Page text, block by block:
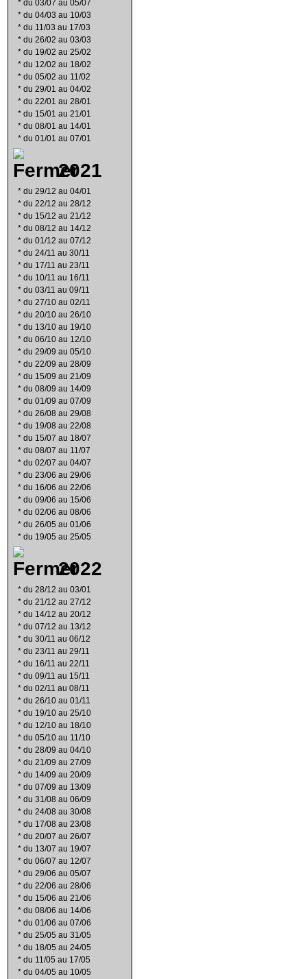
* du 03/07 au 05/07
* du 04/03 au 10/03
* du 11/03 au 17/03
* du 26/02 au 03/03
* du 19/02 au 25/02
* du 12/02 au 18/02
* du 05/02 au 11/02
* du 29/01 au 04/02
* du 22/01 au 28/01
* du 15/01 au 21/01
* du 08/01 au 14/01
* du 01/01 au 07/01
2021
* du 29/12 au 04/01
* du 22/12 au 28/12
* du 15/12 au 21/12
* du 08/12 au 14/12
* du 01/12 au 07/12
* du 24/11 au 30/11
* du 17/11 au 23/11
* du 10/11 au 16/11
* du 03/11 au 09/11
* du 27/10 au 02/11
* du 20/10 au 26/10
* du 13/10 au 19/10
* du 06/10 au 12/10
* du 29/09 au 05/10
* du 22/09 au 28/09
* du 15/09 au 21/09
* du 08/09 au 14/09
* du 01/09 au 07/09
* du 26/08 au 29/08
* du 19/08 au 22/08
* du 15/07 au 18/07
* du 08/07 au 11/07
* du 02/07 au 04/07
* du 23/06 au 29/06
* du 16/06 au 22/06
* du 09/06 au 15/06
* du 02/06 au 08/06
* du 26/05 au 01/06
* du 19/05 au 25/05
2022
* du 28/12 au 03/01
* du 21/12 au 27/12
* du 14/12 au 20/12
* du 07/12 au 13/12
* du 30/11 au 06/12
* du 23/11 au 29/11
* du 16/11 au 22/11
* du 09/11 au 15/11
* du 02/11 au 08/11
* du 26/10 au 01/11
* du 19/10 au 25/10
* du 12/10 au 18/10
* du 05/10 au 11/10
* du 28/09 au 04/10
* du 21/09 au 27/09
* du 14/09 au 20/09
* du 07/09 au 13/09
* du 31/08 au 06/09
* du 24/08 au 30/08
* du 17/08 au 23/08
* du 20/07 au 26/07
* du 13/07 au 19/07
* du 06/07 au 12/07
* du 29/06 au 05/07
* du 22/06 au 28/06
* du 15/06 au 21/06
* du 08/06 au 14/06
* du 01/06 au 07/06
* du 25/05 au 31/05
* du 18/05 au 24/05
* du 11/05 au 17/05
* du 04/05 au 10/05